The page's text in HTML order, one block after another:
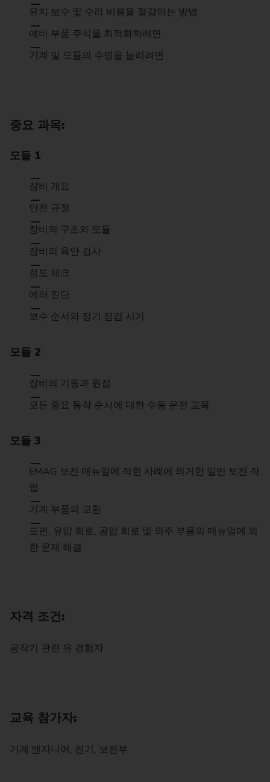
유지 보수 및 수리 비용을 절감하는 방법
예비 부품 주식을 최적화하려면
기계 및 모듈의 수명을 늘리려면
중요 과목:
모듈 1
장비 개요
안전 규정
장비의 구조와 모듈
장비의 육안 검사
정도 체크
에러 진단
보수 순서와 정기 점검 시기
모듈 2
장비의 기동과 원점
모든 중요 동작 순서에 대한 수동 운전 교육
모듈 3
EMAG 보전 매뉴얼에 적힌 사례에 의거한 일반 보전 작
업
기계 부품의 교환
도면, 유압 회로, 공압 회로 및 외주 부품의 매뉴얼에 의
한 문제 해결
자격 조건:
공작기 관련 유 경험자
교육 참가자:
기계 엔지니어, 전기, 보전부